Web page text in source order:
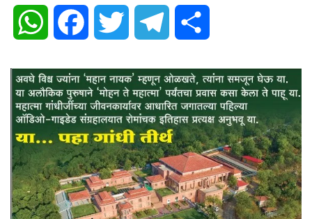
WhatsApp Facebook Twitter Telegram